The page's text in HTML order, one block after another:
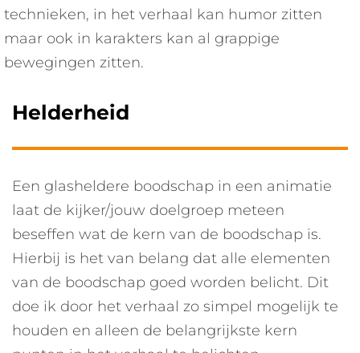
technieken, in het verhaal kan humor zitten
maar ook in karakters kan al grappige
bewegingen zitten.
Helderheid
Een glasheldere boodschap in een animatie
laat de kijker/jouw doelgroep meteen
beseffen wat de kern van de boodschap is.
Hierbij is het van belang dat alle elementen
van de boodschap goed worden belicht. Dit
doe ik door het verhaal zo simpel mogelijk te
houden en alleen de belangrijkste kern